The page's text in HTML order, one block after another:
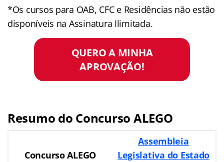
*Os cursos para OAB, CFC e Residências não estão
disponíveis na Assinatura Ilimitada.
QUERO A MINHA
APROVAÇÃO!
Resumo do Concurso ALEGO
Concurso ALEGO
Assembleia
Legislativa do Estado